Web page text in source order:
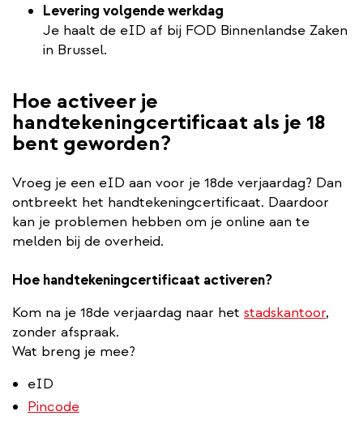
Levering volgende werkdag
Je haalt de eID af bij FOD Binnenlandse Zaken
in Brussel.
Hoe activeer je
handtekeningcertificaat als je 18
bent geworden?
Vroeg je een eID aan voor je 18de verjaardag? Dan
ontbreekt het handtekeningcertificaat. Daardoor
kan je problemen hebben om je online aan te
melden bij de overheid.
Hoe handtekeningcertificaat activeren?
Kom na je 18de verjaardag naar het stadskantoor,
zonder afspraak.
Wat breng je mee?
eID
Pincode